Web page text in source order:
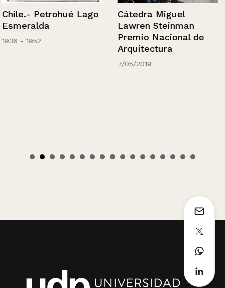
Chile.- Petrohué Lago
Esmeralda
1936 - 1952
Cátedra Miguel
Lawren Steinman
Premio Nacional de
Arquitectura
7/05/2019